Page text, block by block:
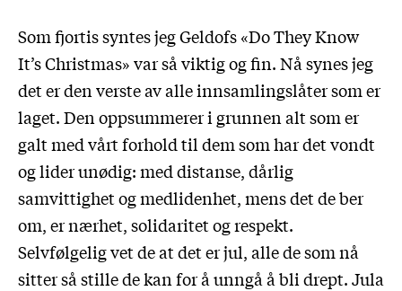
Som fjortis syntes jeg Geldofs «Do They Know
It’s Christmas» var så viktig og fin. Nå synes jeg
det er den verste av alle innsamlingslåter som er
laget. Den oppsummerer i grunnen alt som er
galt med vårt forhold til dem som har det vondt
og lider unødig: med distanse, dårlig
samvittighet og medlidenhet, mens det de ber
om, er nærhet, solidaritet og respekt.
Selvfølgelig vet de at det er jul, alle de som nå
sitter så stille de kan for å unngå å bli drept. Jula